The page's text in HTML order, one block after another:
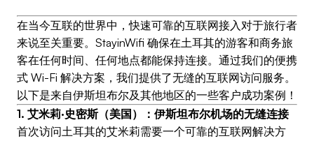
在当今互联的世界中，快速可靠的互联网接入对于旅行者
来说至关重要。StayinWifi 确保在土耳其的游客和商务旅
客在任何时间、任何地点都能保持连接。通过我们的便携
式 Wi-Fi 解决方案，我们提供了无缝的互联网访问服务。
以下是来自伊斯坦布尔及其他地区的一些客户成功案例！
1. 艾米莉·史密斯（美国）：伊斯坦布尔机场的无缝连接
首次访问土耳其的艾米莉需要一个可靠的互联网解决方